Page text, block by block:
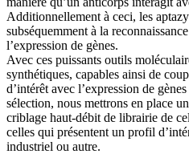
Additionnellement à ceci, les
subséquemment à la
l’expression de gènes.
Avec ces puissants outils
synthétiques, capables ainsi de
d’intérêt avec l’expression de
sélection, nous mettrons en place
criblage haut-débit de librairie de
celles qui présentent un profil
industriel ou autre.